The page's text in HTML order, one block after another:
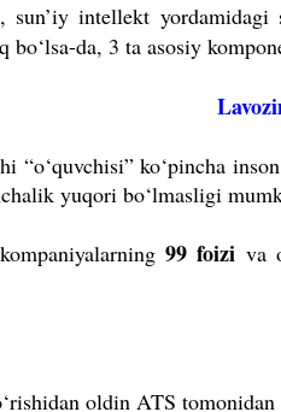
intellekt
da, 3 ta asosiy
“o‘quvchisi” ko‘pincha
yuqori bo‘lmasligi
99 foizi va
oldin ATS